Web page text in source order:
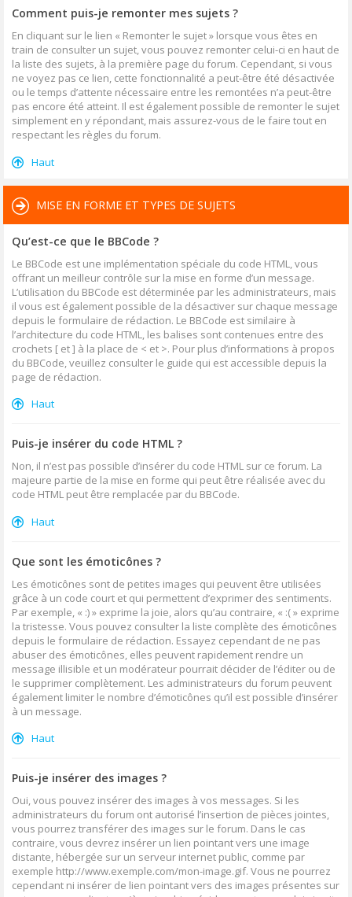
Comment puis-je remonter mes sujets ?
En cliquant sur le lien « Remonter le sujet » lorsque vous êtes en
train de consulter un sujet, vous pouvez remonter celui-ci en haut de
la liste des sujets, à la première page du forum. Cependant, si vous
ne voyez pas ce lien, cette fonctionnalité a peut-être été désactivée
ou le temps d’attente nécessaire entre les remontées n’a peut-être
pas encore été atteint. Il est également possible de remonter le sujet
simplement en y répondant, mais assurez-vous de le faire tout en
respectant les règles du forum.
Haut
MISE EN FORME ET TYPES DE SUJETS
Qu’est-ce que le BBCode ?
Le BBCode est une implémentation spéciale du code HTML, vous
offrant un meilleur contrôle sur la mise en forme d’un message.
L’utilisation du BBCode est déterminée par les administrateurs, mais
il vous est également possible de la désactiver sur chaque message
depuis le formulaire de rédaction. Le BBCode est similaire à
l’architecture du code HTML, les balises sont contenues entre des
crochets [ et ] à la place de < et >. Pour plus d’informations à propos
du BBCode, veuillez consulter le guide qui est accessible depuis la
page de rédaction.
Haut
Puis-je insérer du code HTML ?
Non, il n’est pas possible d’insérer du code HTML sur ce forum. La
majeure partie de la mise en forme qui peut être réalisée avec du
code HTML peut être remplacée par du BBCode.
Haut
Que sont les émoticônes ?
Les émoticônes sont de petites images qui peuvent être utilisées
grâce à un code court et qui permettent d’exprimer des sentiments.
Par exemple, « :) » exprime la joie, alors qu’au contraire, « :( » exprime
la tristesse. Vous pouvez consulter la liste complète des émoticônes
depuis le formulaire de rédaction. Essayez cependant de ne pas
abuser des émoticônes, elles peuvent rapidement rendre un
message illisible et un modérateur pourrait décider de l’éditer ou de
le supprimer complètement. Les administrateurs du forum peuvent
également limiter le nombre d’émoticônes qu’il est possible d’insérer
à un message.
Haut
Puis-je insérer des images ?
Oui, vous pouvez insérer des images à vos messages. Si les
administrateurs du forum ont autorisé l’insertion de pièces jointes,
vous pourrez transférer des images sur le forum. Dans le cas
contraire, vous devrez insérer un lien pointant vers une image
distante, hébergée sur un serveur internet public, comme par
exemple http://www.exemple.com/mon-image.gif. Vous ne pourrez
cependant ni insérer de lien pointant vers des images présentes sur